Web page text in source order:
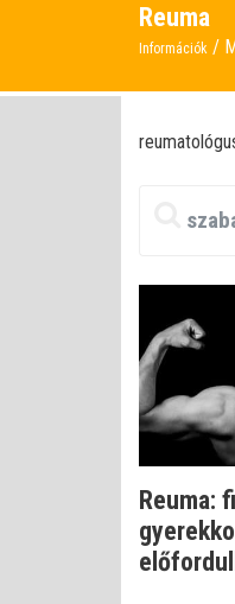
Reuma
Információk
Reuma: